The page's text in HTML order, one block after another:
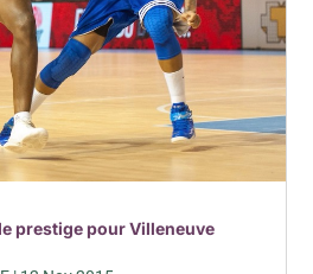
prestige pour Villeneuve